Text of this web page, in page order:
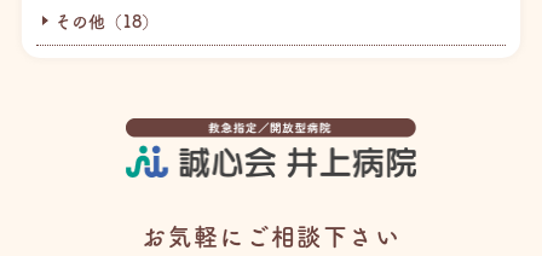
その他（18）
お気軽にご相談下さい